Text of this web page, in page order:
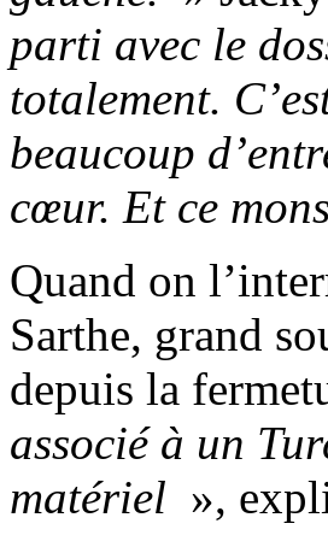
parti avec le
totalement.
beaucoup
cœur. Et ce
Quand on
Sarthe, grand
depuis la
associé à un
matériel »,